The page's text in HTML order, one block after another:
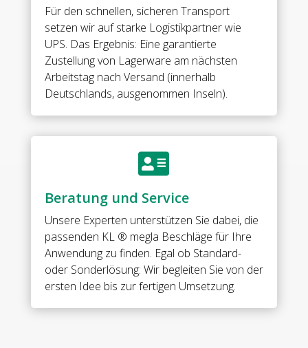
mm
ESG
(Standard)
MILANO
PUR
Shower
door
hinge
base:
brass
finish:
brushed
nickel
(stainless
Für den schnellen, sicheren Transport
setzen wir auf starke Logistikpartner wie
UPS. Das Ergebnis: Eine garantierte
Zustellung von Lagerware am nächsten
Arbeitstag nach Versand (innerhalb
Deutschlands, ausgenommen Inseln).

Beratung und Service
Unsere Experten unterstützen Sie dabei, die
passenden KL ® megla Beschläge für Ihre
Anwendung zu finden. Egal ob Standard-
oder Sonderlösung: Wir begleiten Sie von der
ersten Idee bis zur fertigen Umsetzung.